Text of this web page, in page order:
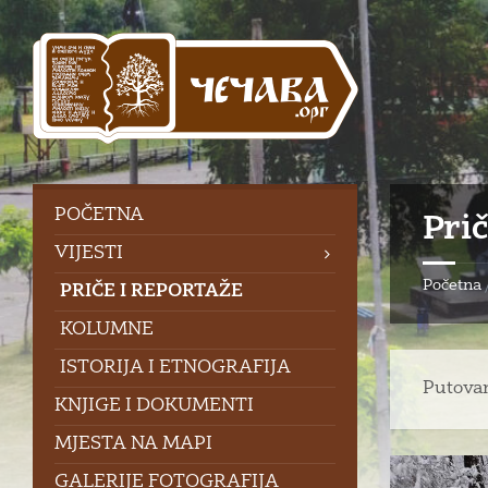
Skip
content
Skip
left
sidebar
Skip
right
sidebar
Skip
footer
Početna
POČETNA
VIJESTI
PRIČE I REPORTAŽE
KOLUMNE
ISTORIJA I ETNOGRAFIJA
KNJIGE I DOKUMENTI
MJESTA NA MAPI
GALERIJE FOTOGRAFIJA